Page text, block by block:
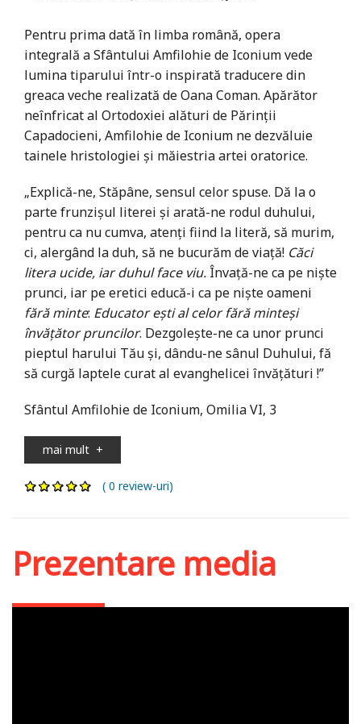
Pentru prima dată în limba română, opera
integrală a Sfântului Amfilohie de Iconium vede
lumina tiparului într-o inspirată traducere din
greaca veche realizată de Oana Coman. Apărător
neînfricat al Ortodoxiei alături de Părinţii
Capadocieni, Amfilohie de Iconium ne dezvăluie
tainele hristologiei şi măiestria artei oratorice.
„Explică-ne, Stăpâne, sensul celor spuse. Dă la o
parte frunzişul literei şi arată-ne rodul duhului,
pentru ca nu cumva, atenţi fiind la literă, să murim,
ci, alergând la duh, să ne bucurăm de viaţă! Căci
litera ucide, iar duhul face viu.Învaţă-ne ca pe nişte
prunci, iar pe eretici educă-i ca pe nişte oameni
fără minte: Educator eşti al celor fără minteşi
învăţător pruncilor. Dezgoleşte-ne ca unor prunci
pieptul harului Tău şi, dându-ne sânul Duhului, fă
să curgă laptele curat al evanghelicei învăţături !”
Sfântul Amfilohie de Iconium, Omilia VI, 3
mai mult +
( 0 review-uri)
Prezentare media